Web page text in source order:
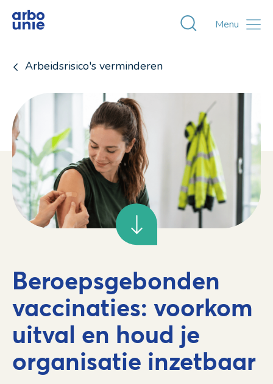
Toggle
Menu
Arbeidsrisico's verminderen
Beroepsgebonden
vaccinaties: voorkom
uitval en houd je
organisatie inzetbaar